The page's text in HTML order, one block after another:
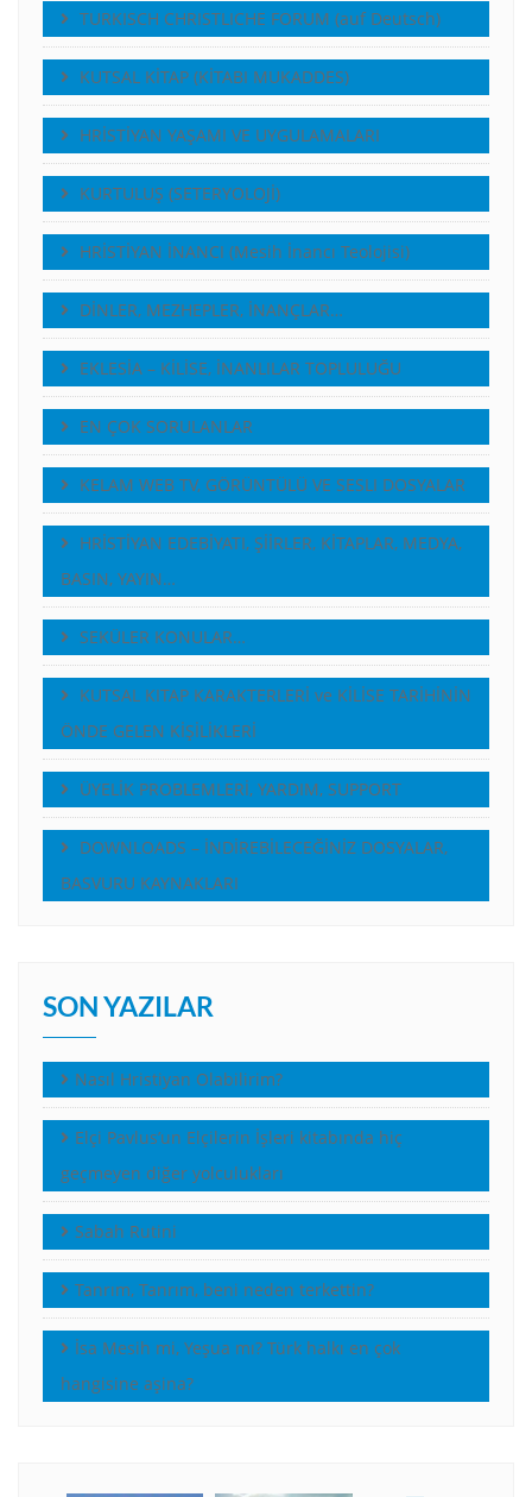
TURKISCH CHRISTLICHE FORUM (auf Deutsch)
KUTSAL KİTAP (KİTABI MUKADDES)
HRİSTİYAN YAŞAMI VE UYGULAMALARI
KURTULUŞ (SETERYOLOJİ)
HRİSTİYAN İNANCI (Mesih İnancı Teolojisi)
DİNLER, MEZHEPLER, İNANÇLAR…
EKLESİA – KİLİSE, İNANLILAR TOPLULUĞU
EN ÇOK SORULANLAR
KELAM WEB TV, GÖRÜNTÜLÜ VE SESLI DOSYALAR
HRİSTİYAN EDEBİYATI, ŞİİRLER, KİTAPLAR, MEDYA,
BASIN, YAYIN…
SEKÜLER KONULAR…
KUTSAL KITAP KARAKTERLERİ ve KİLİSE TARİHİNİN
ÖNDE GELEN KİŞİLİKLERİ
ÜYELİK PROBLEMLERİ, YARDIM, SUPPORT
DOWNLOADS – İNDİREBİLECEĞİNİZ DOSYALAR,
BASVURU KAYNAKLARI
SON YAZILAR
Nasıl Hristiyan Olabilirim?
Elçi Pavlus’un Elçilerin İşleri kitabında hiç
geçmeyen diğer yolculukları
Sabah Rutini
Tanrım, Tanrım, beni neden terkettin?
İsa Mesih mi, Yeşua mı? Türk halkı en çok
hangisine aşina?